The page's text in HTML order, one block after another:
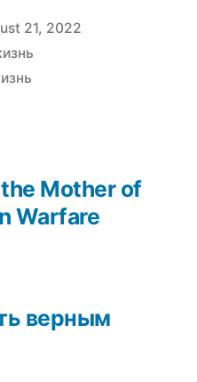
21, 2022
верным
Mother of
Warfare